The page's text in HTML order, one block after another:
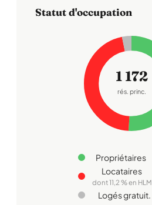
Statut d'occupation
1 172
rés. princ.
Propriétaires
Locataires
dont 11,2 % en HLM
Logés gratuit.